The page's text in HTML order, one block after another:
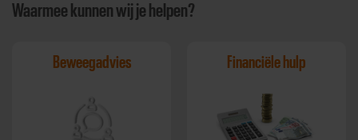
Waarmee kunnen wij je helpen?
Beweegadvies Financiële hulp